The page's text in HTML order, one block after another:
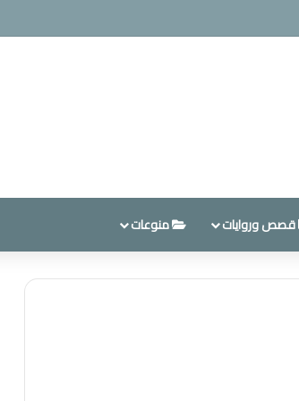
قصص وروايات منوعات